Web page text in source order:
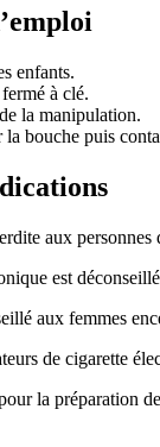
enfants.
à clé.
la manipulation.
bouche puis
aux personnes
est
aux femmes
de cigarette
la préparation